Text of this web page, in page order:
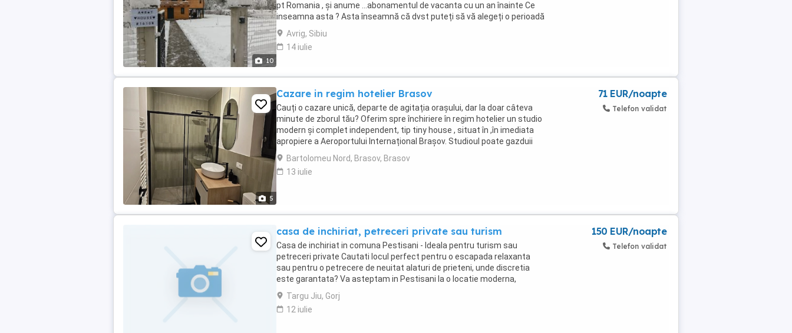
10
pt Romania , și anume ...abonamentul de vacanta cu un an înainte Ce
inseamna asta ? Asta înseamnă că dvst puteți să vă alegeți o perioadă
...
Avrig, Sibiu
14 iulie
5
Cazare in regim hotelier Brasov
Cauți o cazare unică, departe de agitația orașului, dar la doar câteva
minute de zborul tău? Oferim spre închiriere în regim hotelier un studio
modern și complet independent, tip tiny house , situat în ,în imediata
apropiere a Aeroportului Internațional Brașov. Studioul poate gazduii
maxim 4 persoane ...
Bartolomeu Nord, Brasov, Brasov
13 iulie
71 EUR/noapte
Telefon validat
casa de inchiriat, petreceri private sau turism
Casa de inchiriat in comuna Pestisani - Ideala pentru turism sau
petreceri private Cautati locul perfect pentru o escapada relaxanta
sau pentru o petrecere de neuitat alaturi de prieteni, unde discretia
este garantata? Va asteptam in Pestisani la o locatie moderna,
complet echipata, pregatita sa indeplineasca ...
Targu Jiu, Gorj
12 iulie
150 EUR/noapte
Telefon validat